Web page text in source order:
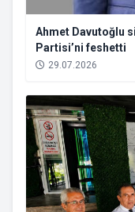
Ahmet Davutoğlu
Partisi’ni feshetti
29.07.2026